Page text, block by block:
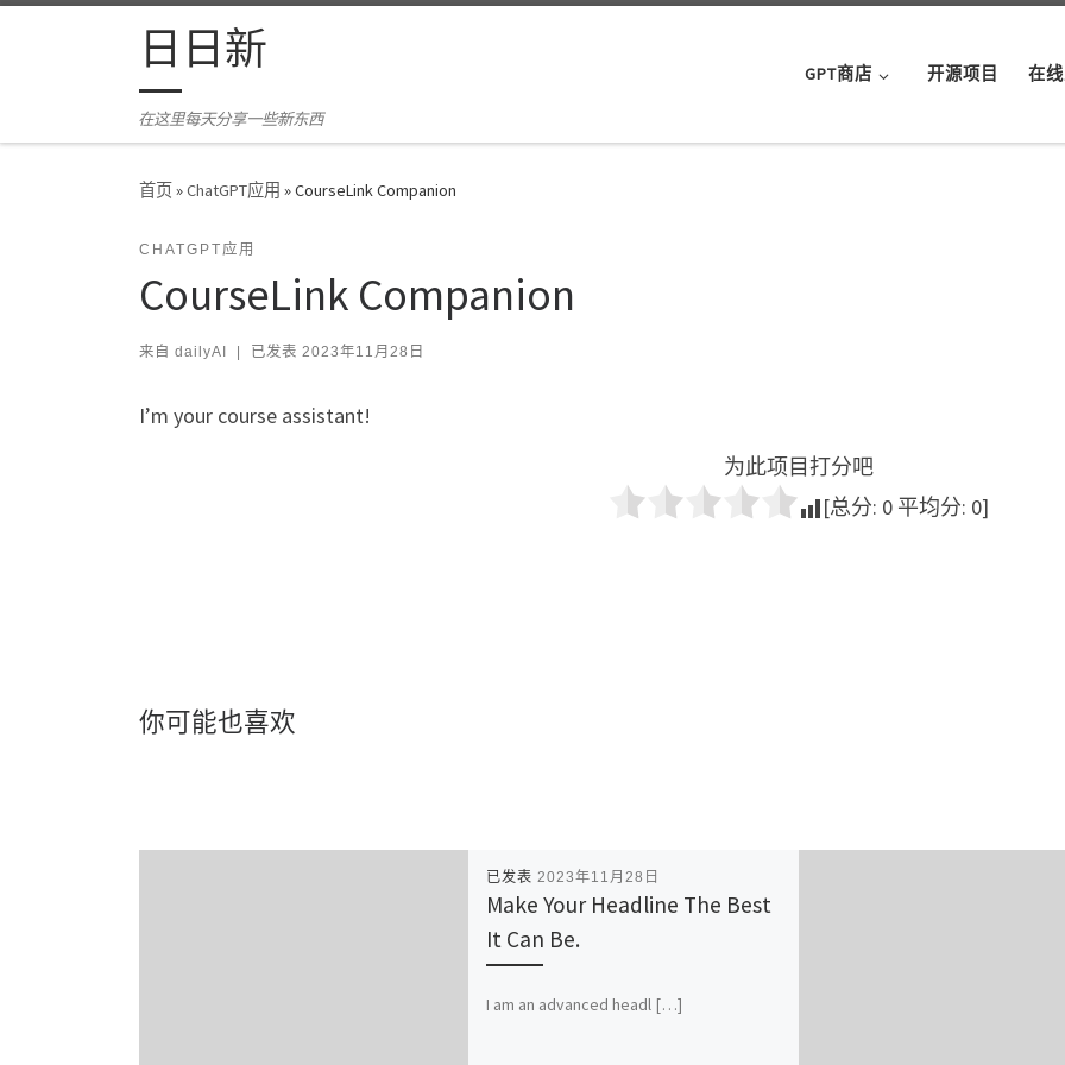
Skip to content日日新
在这里每天分享一些新东西
GPT商店 开源项目 在
首页»ChatGPT应用 »CourseLink Companion
CHATGPT应用
CourseLink Companion
来自 dailyAI 已发表 2023年11月28日
I’m your course assistant!
为此项目打分吧
[总分: 0 平均分: 0]
你可能也喜欢
已发表 2023年11月28日
Make Your Headline The Best
It Can Be.
I am an advanced headl […]